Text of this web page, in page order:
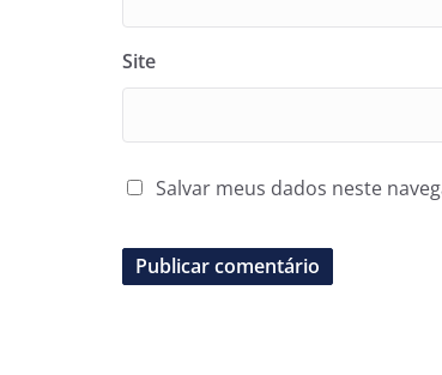
Site
Salvar meus dados neste